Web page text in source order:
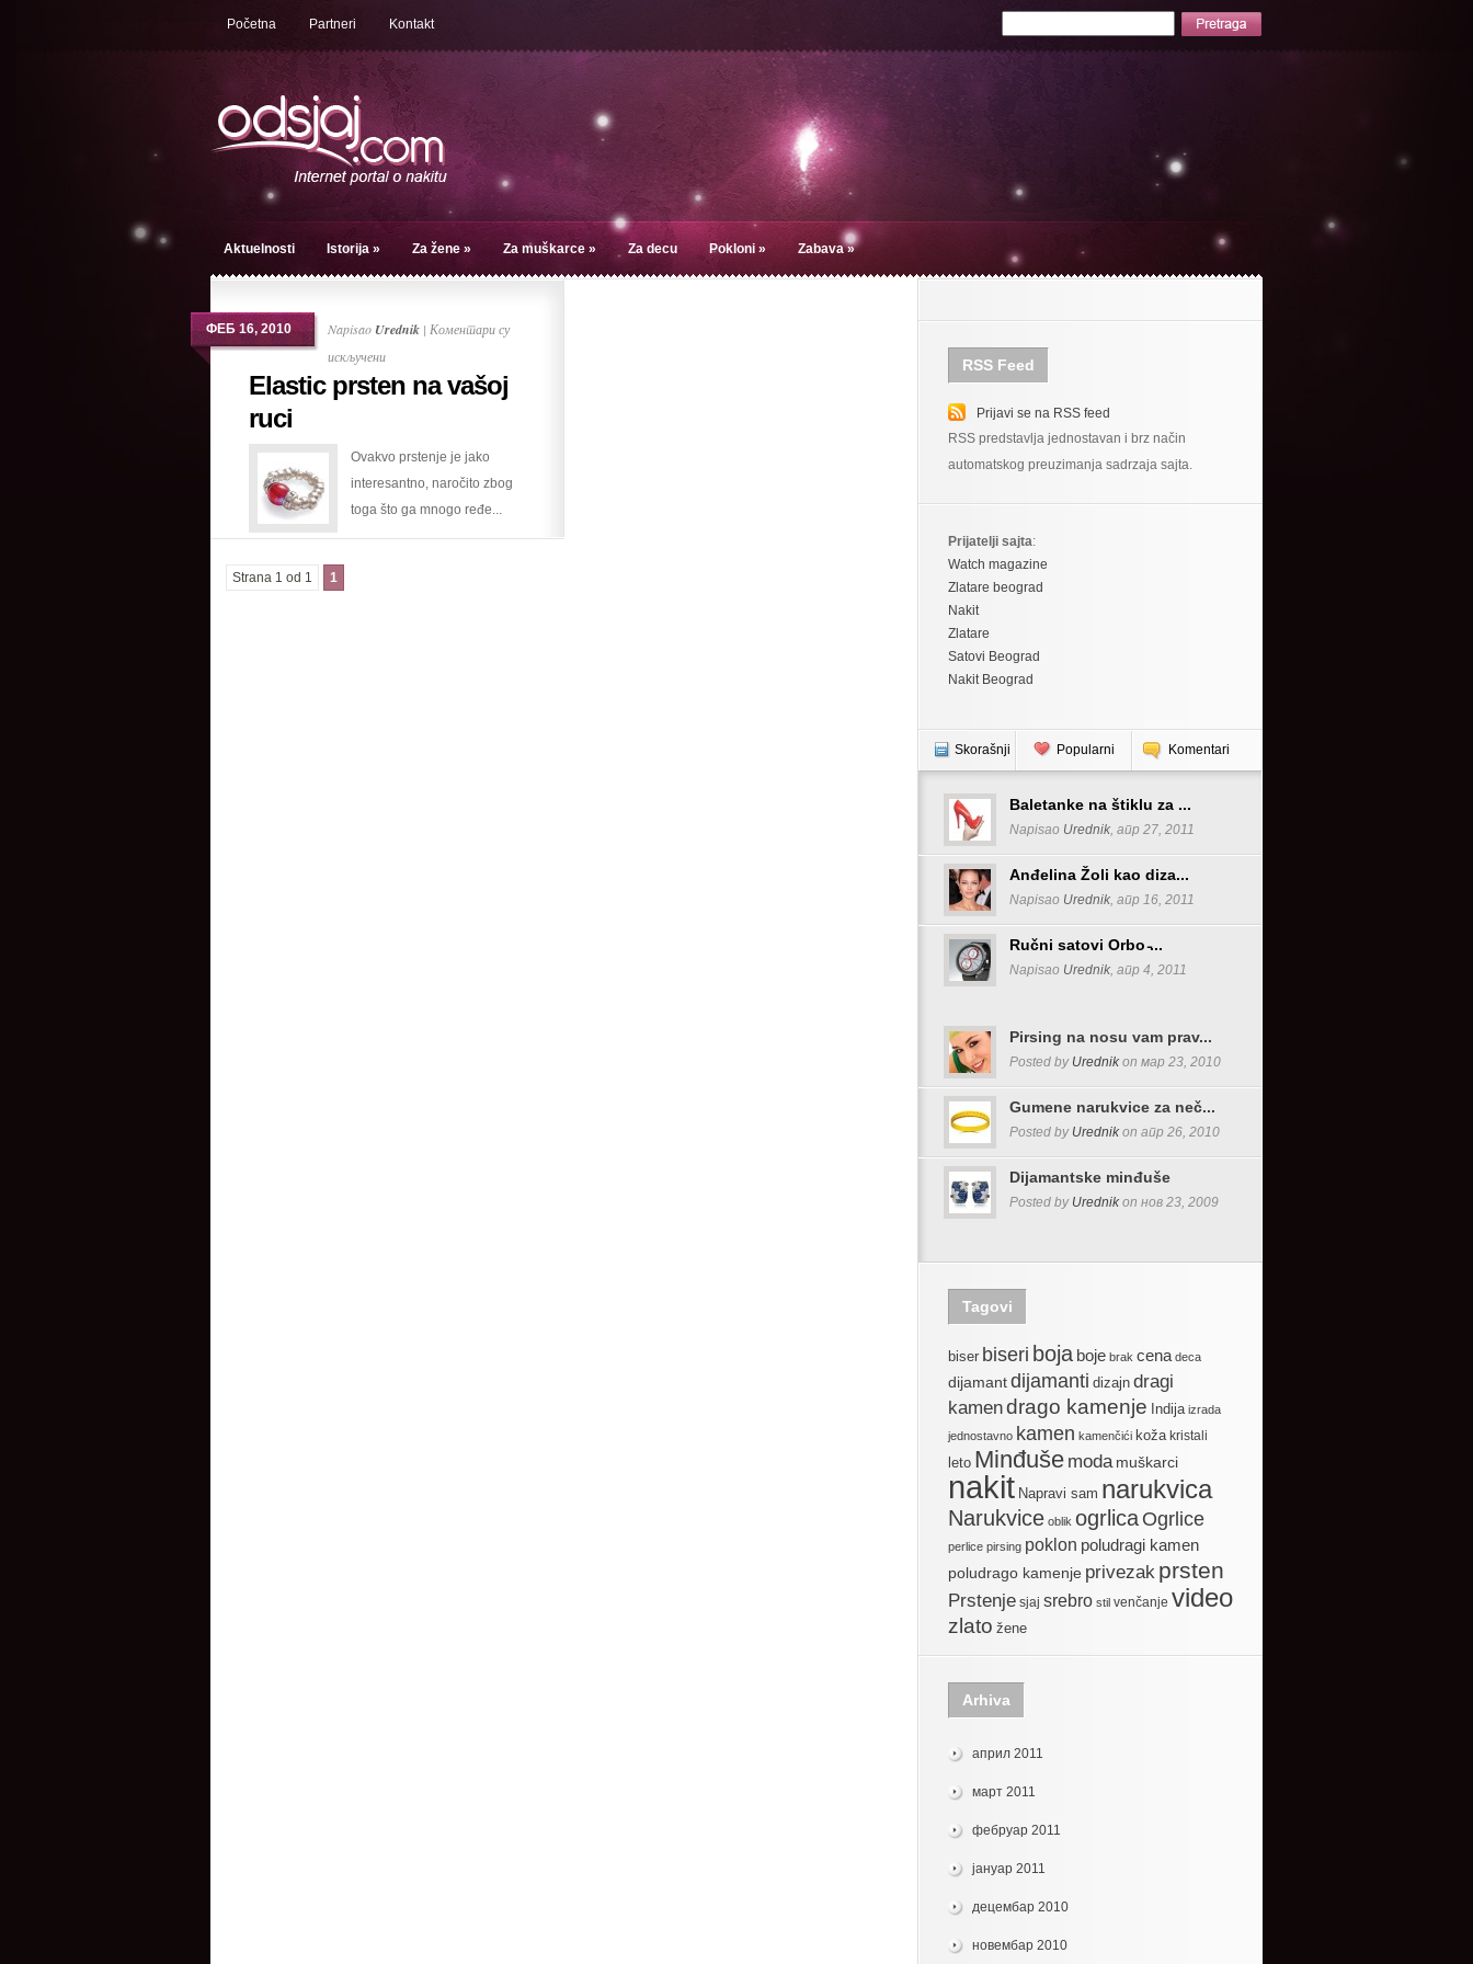
Početna Partneri Kontakt
Aktuelnosti Istorija » Za žene » Za muškarce » Za decu Pokloni » Zabava»
ФЕБ 16, 2010 Napisao Urednik | Коментари су
искљученина
Elastic
vašoj
ruci
Elastic prsten na vašoj
ruci
Ovakvo prstenje je jako
interesantno, naročito zbog
toga što ga mnogo ređe...
Strana 1 od 1 1
RSS Feed
Prijavi se na RSS feed
RSS predstavlja jednostavan i brz način
automatskog preuzimanja sadrzaja sajta.
Prijatelji sajta:
Watch magazine
Zlatare beograd
Nakit
Zlatare
Satovi Beograd
Nakit Beograd
Skorašnji Popularni Komentari
Baletanke na štiklu za ...
Napisao Urednik, апр 27, 2011
Anđelina Žoli kao diza...
Napisao Urednik, апр 16, 2011
Ručni satovi Orbo ̵...
Napisao Urednik, апр 4, 2011
Pirsing na nosu vam prav...
Posted by Urednik on мар 23, 2010
Gumene narukvice za neč...
Posted by Urednik on апр 26, 2010
Dijamantske minđuše
Posted by Urednik on нов 23, 2009
Tagovi
biser biseri boja boje brak cena deca
dijamantdijamanti dizajn dragi
kamendrago kamenje Indija izrada
jednostavno kamen kamenčići koža kristali
leto Minđuše moda muškarci
nakit Napravi sam narukvica
Narukvice oblik ogrlicaOgrlice
perlice pirsing poklon poludragi kamen
poludrago kamenje privezak prsten
Prstenje sjaj srebro stil venčanje video
zlato žene
Arhiva
април 2011
март 2011
фебруар 2011
јануар 2011
децембар 2010
новембар 2010